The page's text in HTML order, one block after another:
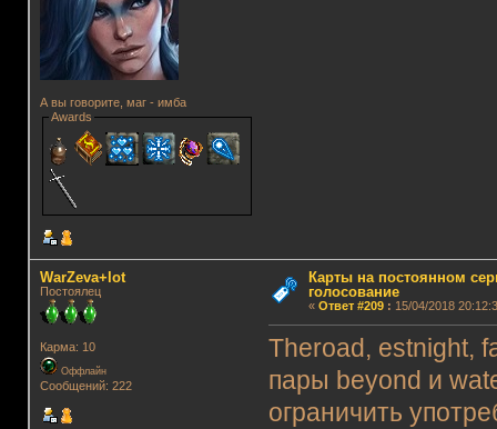
А вы говорите, маг - имба
Awards
WarZeva+lot
Постоялец
Карма: 10
Оффлайн
Сообщений: 222
Карты на постоянном
голосование
« Ответ #209: 15/04/2018
Theroad, estnight,
пары beyond и
ограничить